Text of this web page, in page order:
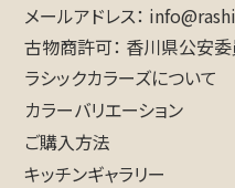
メールアドレス
古物商許可 香川県公安
ラシックカラーズについて
カラーバリエーション
ご購入方法
キッチンギャラリー